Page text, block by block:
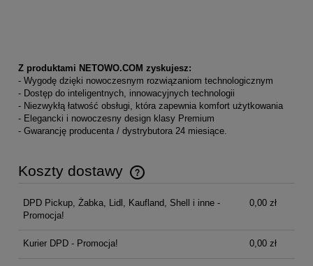
Z produktami NETOWO.COM zyskujesz:
- Wygodę dzięki nowoczesnym rozwiązaniom technologicznym
- Dostęp do inteligentnych, innowacyjnych technologii
- Niezwykłą łatwość obsługi, która zapewnia komfort użytkowania
- Elegancki i nowoczesny design klasy Premium
- Gwarancję producenta / dystrybutora 24 miesiące.
Koszty dostawy
Cena nie zawiera ewentualnych kosztów płatności
DPD Pickup, Żabka, Lidl, Kaufland, Shell i inne -
Promocja!
0,00 zł
Kurier DPD - Promocja! 0,00 zł